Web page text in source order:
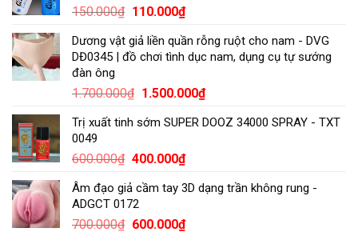
150.000₫ 110.000₫
Dương vật giả liền quần rỗng ruột cho nam - DVG
DĐ0345 | đồ chơi tình dục nam, dụng cụ tự sướng
đàn ông
1.700.000₫ 1.500.000₫
Trị xuất tinh sớm SUPER DOOZ 34000 SPRAY - TXT
0049
600.000₫ 400.000₫
Âm đạo giả cầm tay 3D dạng trần không rung -
ADGCT 0172
700.000₫ 600.000₫